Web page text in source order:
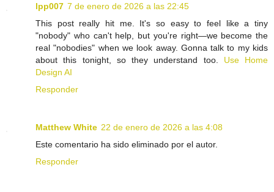
lpp007 7 de enero de 2026 a las 22:45
This post really hit me. It's so easy to feel like a tiny
"nobody" who can't help, but you're right—we become the
real "nobodies" when we look away. Gonna talk to my kids
about this tonight, so they understand too. Use Home
Design AI
Responder
Matthew White 22 de enero de 2026 a las 4:08
Este comentario ha sido eliminado por el autor.
Responder